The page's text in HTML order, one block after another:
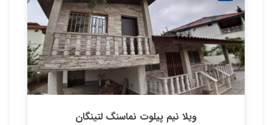
ویلا نیم پیلوت نماسنگ لتینگان